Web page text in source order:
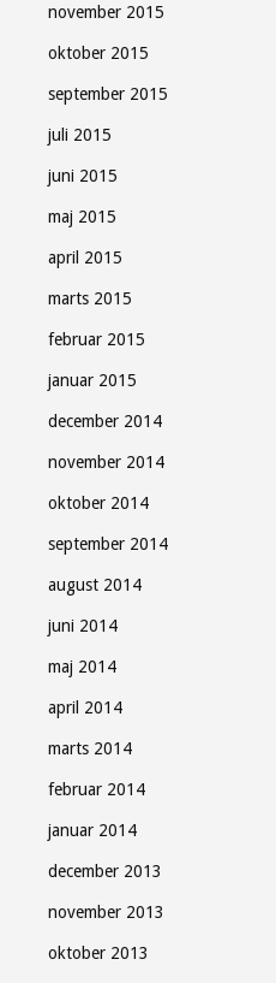
november 2015
oktober 2015
september 2015
juli 2015
juni 2015
maj 2015
april 2015
marts 2015
februar 2015
januar 2015
december 2014
november 2014
oktober 2014
september 2014
august 2014
juni 2014
maj 2014
april 2014
marts 2014
februar 2014
januar 2014
december 2013
november 2013
oktober 2013